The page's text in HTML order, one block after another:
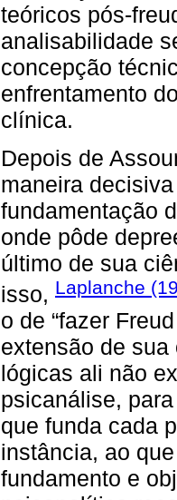
teóricos pós-
analisabilidade
concepção
enfrentamento
clínica.
Depois de
maneira
fundamentação
onde pôde
último de sua
isso, Laplanche
o de “fazer
extensão de
lógicas ali não
psicanálise,
que funda cada
instância, ao
fundamento e